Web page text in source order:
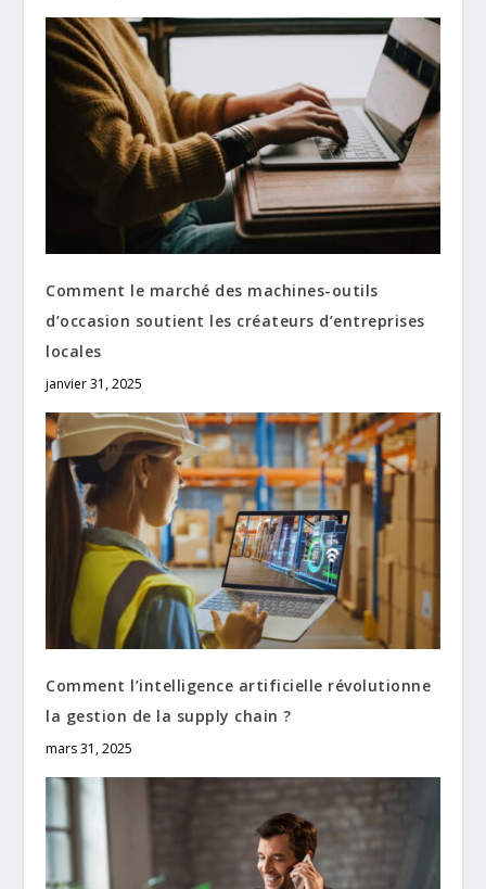
Comment le marché des machines-outils
d’occasion soutient les créateurs d’entreprises
locales
janvier 31, 2025
Comment l’intelligence artificielle révolutionne
la gestion de la supply chain ?
mars 31, 2025